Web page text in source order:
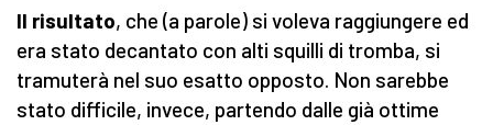
Il risultato, che (a parole) si voleva raggiungere ed
era stato decantato con alti squilli di tromba, si
tramuterà nel suo esatto opposto. Non sarebbe
stato difficile, invece, partendo dalle già ottime